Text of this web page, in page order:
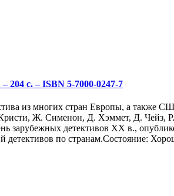
с. – ISBN 5-7000-0247-7
из многих стран Европы, а также
Ж. Сименон, Д. Хэммет, Д. Чейз,
зарубежных детективов XX в.,
детективов по странам.Состояние: